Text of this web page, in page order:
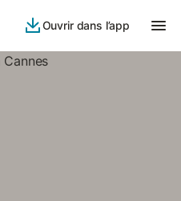
Ouvrir dans l’app